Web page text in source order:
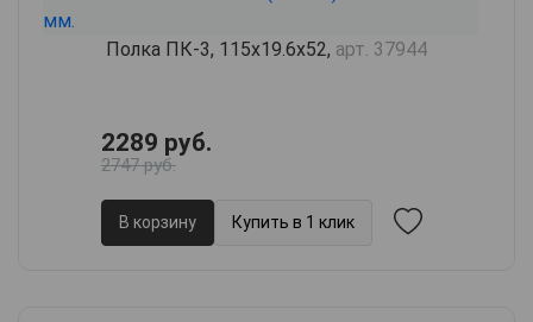
Полка ПК-3, 115х19.6х52, арт. 37944
2289 руб.
2747 руб.
В корзину Купить в 1 клик